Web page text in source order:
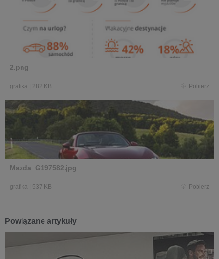
2.png
grafika 282 KB Pobierz
Mazda_G197582.jpg
grafika 537 KB Pobierz
Powiązane artykuły